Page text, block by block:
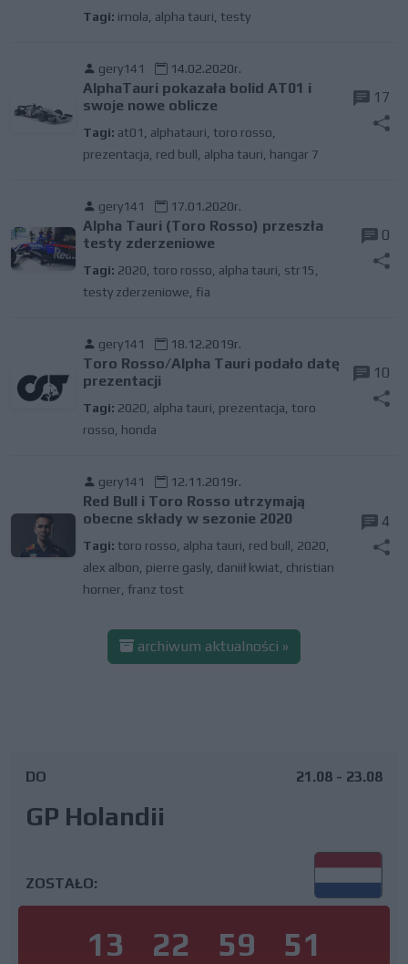
Tagi: imola alpha tauri testy
gery141 14.02.2020r.
AlphaTauri pokazała bolid AT01 i
swoje nowe oblicze
Tagi: at01 alphatauri toro rosso
prezentacja red bull alpha tauri hangar 7
17
gery141 17.01.2020r.
Alpha Tauri (Toro Rosso) przeszła
testy zderzeniowe
Tagi: 2020 toro rosso alpha tauri str15
testy zderzeniowe fia
0
gery141 18.12.2019r.
Toro Rosso/Alpha Tauri podało datę
prezentacji
Tagi: 2020 alpha tauri prezentacja toro
rosso honda
10
gery141 12.11.2019r.
Red Bull i Toro Rosso utrzymają
obecne składy w sezonie 2020
Tagi: toro rosso alpha tauri red bull 2020
alex albon pierre gasly, daniił kwiat christian
horner franz tost
4
archiwum aktualności »
DO
GP Holandii
21.08 - 23.08
ZOSTAŁO:
13 22 59 51